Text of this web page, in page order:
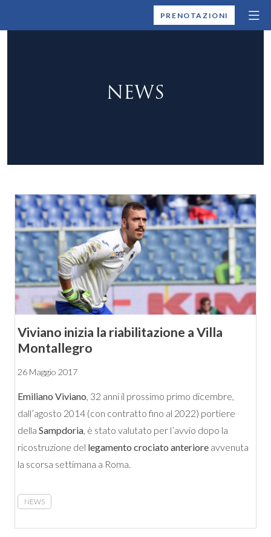
MONTALLEGROPRENOTAZIONI
NEWS
Viviano inizia la riabilitazione a Villa
Montallegro
26 Maggio 2017
Emiliano Viviano, 32 anni il prossimo primo dicembre,
dall’agosto 2014 (con contratto fino al 2022) portiere
della Sampdoria, è stato valutato per l’avvio dopo la
ricostruzione del legamento crociato anteriore avvenuta
la scorsa settimana a Roma.
NEWS